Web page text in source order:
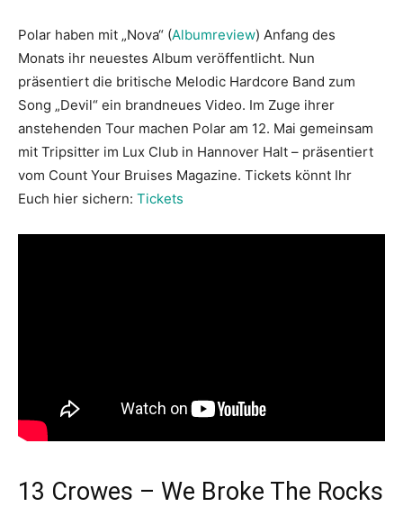
Polar haben mit „Nova“ (Albumreview) Anfang des
Monats ihr neuestes Album veröffentlicht. Nun
präsentiert die britische Melodic Hardcore Band zum
Song „Devil“ ein brandneues Video. Im Zuge ihrer
anstehenden Tour machen Polar am 12. Mai gemeinsam
mit Tripsitter im Lux Club in Hannover Halt – präsentiert
vom Count Your Bruises Magazine. Tickets könnt Ihr
Euch hier sichern: Tickets
13 Crowes – We Broke The Rocks